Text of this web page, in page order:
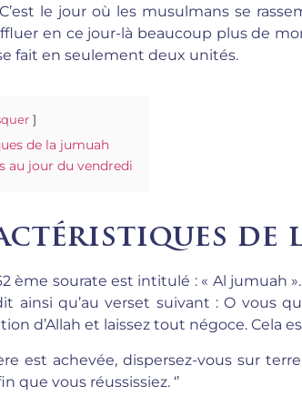
le jour où les musulmans se
en ce jour-là beaucoup plus de
fait en seulement deux unités.
de la jumuah
au jour du vendredi
de
ème sourate est intitulé : « Al
ainsi qu’au verset suivant : O vous
d’Allah et laissez tout négoce. Cela
est achevée, dispersez-vous sur
que vous réussissiez. ‘’